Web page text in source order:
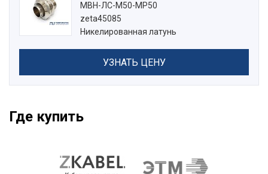
МВН-ЛС-М50-МР50
zeta45085
Никелированная латунь
УЗНАТЬ ЦЕНУ
Где купить